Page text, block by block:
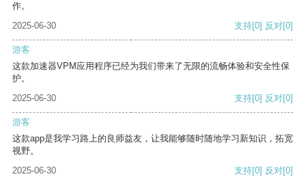
作。
2025-06-30
支持[0] 反对[0]
游客
这款加速器VPM应用程序已经为我们带来了无限的流畅体验和安全性保
护。
2025-06-30
支持[0] 反对[0]
游客
这款app是我学习路上的良师益友，让我能够随时随地学习新知识，拓宽
视野。
2025-06-30
支持[0] 反对[0]